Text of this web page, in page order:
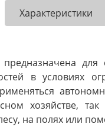
Характеристики
для
в условиях
хозяйстве,
на полях или